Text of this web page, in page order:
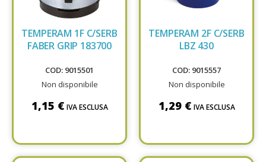
TEMPERAM 1F C/SERB
FABER GRIP 183700
COD: 9015501
Non disponibile
1,15 € IVA ESCLUSA
TEMPERAM 2F C/SERB
LBZ 430
COD: 9015557
Non disponibile
1,29 € IVA ESCLUSA